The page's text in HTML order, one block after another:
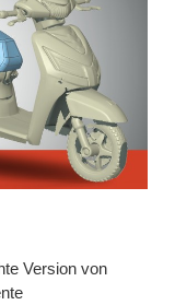
Version von